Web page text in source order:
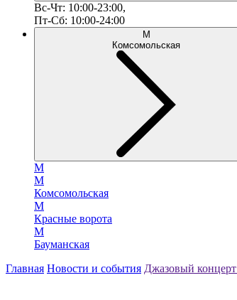
Вс-Чт: 10:00-23:00,
Пт-Сб: 10:00-24:00
М
Комсомольская
М
М
Комсомольская
М
Красные ворота
М
Бауманская
Главная Новости и события Джазовый концерт